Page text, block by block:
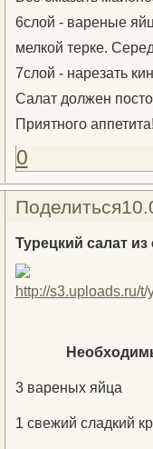
6слой - вареные
мелкой терке.
7слой - нарезать
Салат должен
Приятного
0
Поделиться
Турецкий салат
3 вареных яйца
1 свежий сладкий